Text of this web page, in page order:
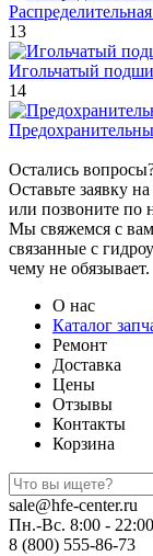
13
Игольчатый
14
Остались
Оставьте заявку
или позвоните по
Мы свяжемся с
связанные с
чему не обязывает.
О нас
Каталог
Ремонт
Доставка
Цены
Отзывы
Контакты
Корзина
sale@hfe-center.ru
Пн.-Вс. 8:00 - 22:00
8 (800) 555-86-73